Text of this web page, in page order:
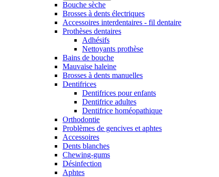
Bouche sèche
Brosses à dents électriques
Accessoires interdentaires - fil dentaire
Prothèses dentaires
Adhésifs
Nettoyants prothèse
Bains de bouche
Mauvaise haleine
Brosses à dents manuelles
Dentifrices
Dentifrices pour enfants
Dentifrice adultes
Dentifrice homéopathique
Orthodontie
Problèmes de gencives et aphtes
Accessoires
Dents blanches
Chewing-gums
Désinfection
Aphtes